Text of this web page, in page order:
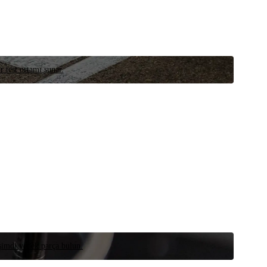
test ortamı sunar.
yedek parça bulun.